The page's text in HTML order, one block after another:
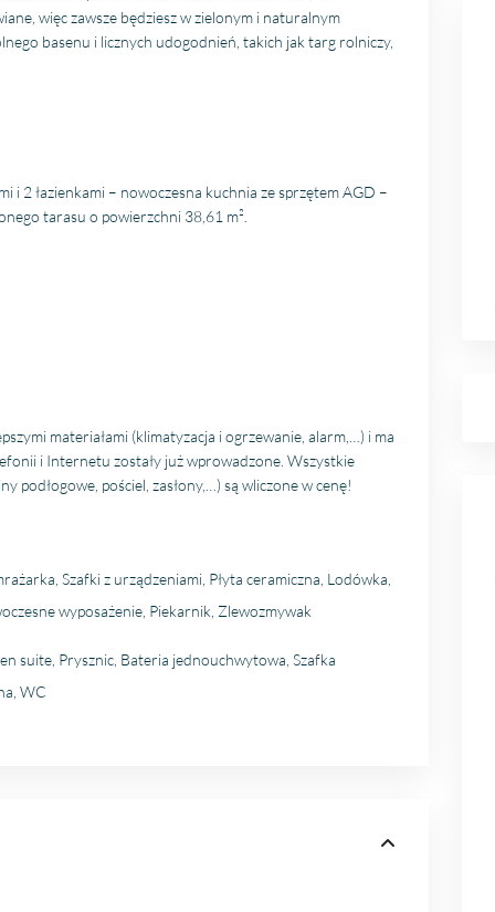
więc zawsze będziesz w zielonym i naturalnym
basenu i licznych udogodnień, takich jak targ rolniczy,
i 2 łazienkami – nowoczesna kuchnia ze sprzętem AGD –
tarasu o powierzchni 38,61 m².
materiałami (klimatyzacja i ogrzewanie, alarm,…) i ma
i Internetu zostały już wprowadzone. Wszystkie
podłogowe, pościel, zasłony,…) są wliczone w cenę!
Szafki z urządzeniami, Płyta ceramiczna, Lodówka,
wyposażenie, Piekarnik, Zlewozmywak
suite, Prysznic, Bateria jednouchwytowa, Szafka
WC